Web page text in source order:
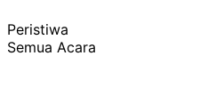
Peristiwa
Semua Acara